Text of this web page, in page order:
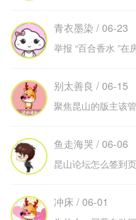
青衣墨染 / 06-23
举报 “百合香水 ”
别太善良 / 06-15
聚焦昆山的版主该
鱼走海哭 / 06-06
昆山论坛怎么签到
冲床 / 06-01